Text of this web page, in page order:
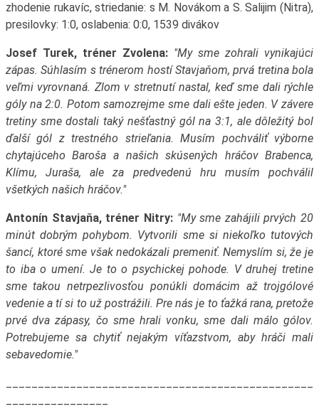
zhodenie rukavíc, striedanie: s M. Novákom a S. Salijim (Nitra),
presilovky: 1:0, oslabenia: 0:0, 1539 divákov
Josef Turek, tréner Zvolena: "My sme zohrali vynikajúci
zápas. Súhlasím s trénerom hostí Stavjaňom, prvá tretina bola
veľmi vyrovnaná. Zlom v stretnutí nastal, keď sme dali rýchle
góly na 2:0. Potom samozrejme sme dali ešte jeden. V závere
tretiny sme dostali taký nešťastný gól na 3:1, ale dôležitý bol
ďalší gól z trestného strieľania. Musím pochváliť výborne
chytajúceho Baroša a našich skúsených hráčov Brabenca,
Klímu, Juraša, ale za predvedenú hru musím pochválil
všetkých našich hráčov."
Antonín Stavjaňa, tréner Nitry: "My sme zahájili prvých 20
minút dobrým pohybom. Vytvorili sme si niekoľko tutových
šancí, ktoré sme však nedokázali premeniť. Nemyslím si, že je
to iba o umení. Je to o psychickej pohode. V druhej tretine
sme takou netrpezlivosťou ponúkli domácim až trojgólové
vedenie a tí si to už postrážili. Pre nás je to ťažká rana, pretože
prvé dva zápasy, čo sme hrali vonku, sme dali málo gólov.
Potrebujeme sa chytiť nejakým víťazstvom, aby hráči mali
sebavedomie."